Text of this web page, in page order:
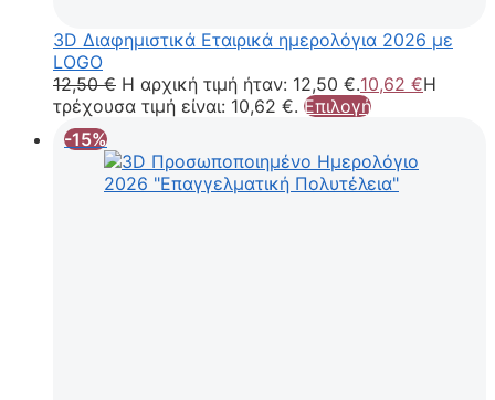
3D Διαφημιστικά Εταιρικά ημερολόγια 2026 με
LOGO
12,50€ Η αρχική τιμή ήταν: 12,50 €.10,62 €Η
τρέχουσα τιμή είναι: 10,62 €. Επιλογή
-15%